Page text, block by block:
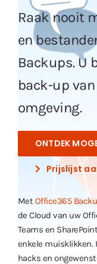
Raak nooit
en
Backups. U
back-up
omgeving.
ONTDEK
Prijslijst
MetOffice365
de Cloud van uw
Teams en
enkele muisklikken.
hacks en